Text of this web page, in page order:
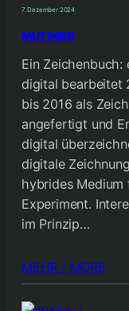
7. Dezember 2024
MUTINIER
Ein Zeichenbuch:
digital bearbeitet
bis 2016 als
angefertigt und
digital
digitale
hybrides
Experiment.
im Prinzip…
MEHR / MORE